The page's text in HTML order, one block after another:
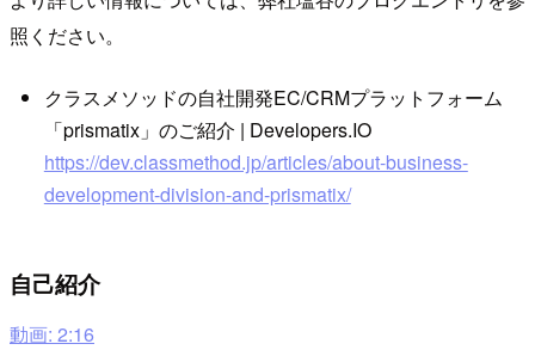
照ください。
クラスメソッドの自社開発EC/CRMプラットフォーム
「prismatix」のご紹介 | Developers.IO
https://dev.classmethod.jp/articles/about-business-
development-division-and-prismatix/
自己紹介
動画: 2:16